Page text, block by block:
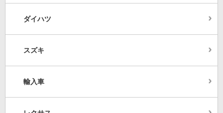
ダイハツ
スズキ
輸入車